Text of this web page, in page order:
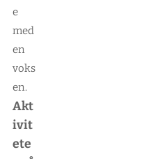
e
med
en
voks
en.
Akt
ivit
ete